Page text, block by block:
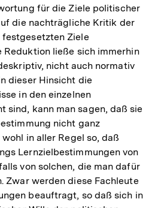
für die Ziele politischer
die nachträgliche Kritik der
festgesetzten Ziele
Reduktion ließe sich immerhin
nicht auch normativ
dieser Hinsicht die
in den einzelnen
sind, kann man sagen, daß sie
nicht ganz
in aller Regel so, daß
Lernzielbestimmungen von
von solchen, die man dafür
Zwar werden diese Fachleute
beauftragt, so daß sich in